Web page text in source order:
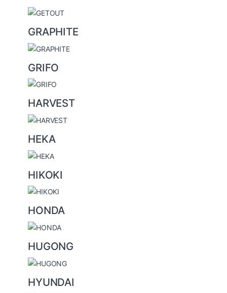
GRAPHITE
GRIFO
HARVEST
HEKA
HIKOKI
HONDA
HUGONG
HYUNDAI